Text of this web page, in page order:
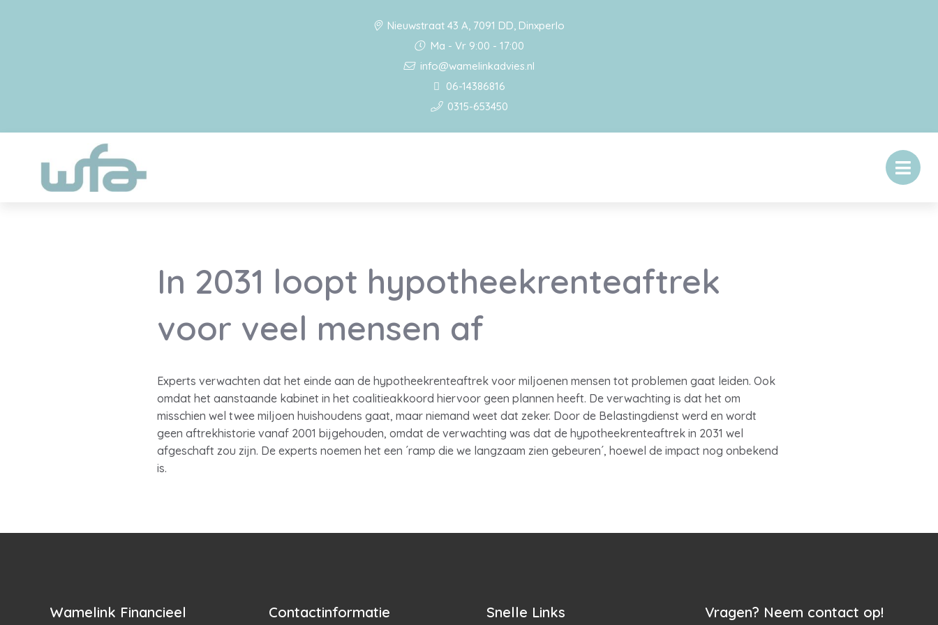
Nieuwstraat 43 A, 7091 DD, Dinxperlo
Ma - Vr 9:00 - 17:00
info@wamelinkadvies.nl
06-14386816
0315-653450
In 2031 loopt hypotheekrenteaftrek
voor veel mensen af
Experts verwachten dat het einde aan de hypotheekrenteaftrek voor miljoenen mensen tot problemen gaat leiden. Ook
omdat het aanstaande kabinet in het coalitieakkoord hiervoor geen plannen heeft. De verwachting is dat het om
misschien wel twee miljoen huishoudens gaat, maar niemand weet dat zeker. Door de Belastingdienst werd en wordt
geen aftrekhistorie vanaf 2001 bijgehouden, omdat de verwachting was dat de hypotheekrenteaftrek in 2031 wel
afgeschaft zou zijn. De experts noemen het een ´ramp die we langzaam zien gebeuren´, hoewel de impact nog onbekend
is.
Wamelink Financieel
Contactinformatie Snelle Links Vragen? Neem contact op!